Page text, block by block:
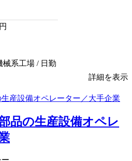
円
械系工場 / 日勤
詳細を表示
品の生産設備オペレ